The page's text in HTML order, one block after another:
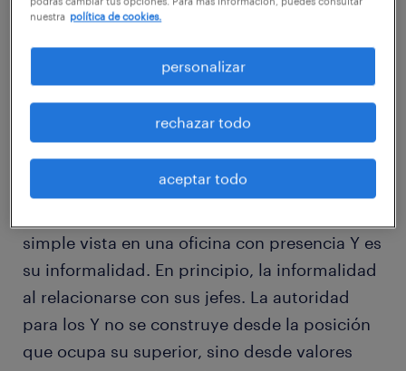
aumentar o reducir el estrés. Es por eso que
las empresas de avanzada en el mundo
ponen especial atención, tanto en la
atmósfera y el “clima”, como en el espacio
físico de la oficina.
simple vista en una oficina con presencia Y es
su informalidad. En principio, la informalidad
al relacionarse con sus jefes. La autoridad
para los Y no se construye desde la posición
que ocupa su superior, sino desde valores
nuestra política de cookies.
personalizar
rechazar todo
aceptar todo